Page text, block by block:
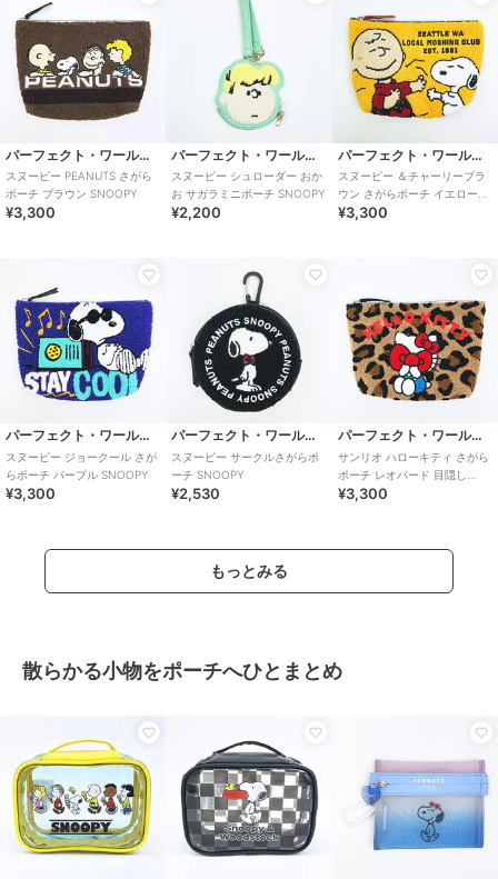
パーフェクト・ワールド・トーキョー
スヌーピー PEANUTS さがら
ポーチ ブラウン SNOOPY
¥3,300
パーフェクト・ワールド・トーキョー
スヌーピー シュローダー おか
お サガラミニポーチ SNOOPY
¥2,200
パーフェクト・ワールド・トーキョー
スヌーピー ＆チャーリーブラ
ウン さがらポーチ イエロー
SNOOPY
¥3,300
パーフェクト・ワールド・トーキョー
スヌーピー ジョークール さが
らポーチ パープル SNOOPY
¥3,300
パーフェクト・ワールド・トーキョー
スヌーピー サークルさがらポ
ーチ SNOOPY
¥2,530
パーフェクト・ワールド・トーキョー
サンリオ ハローキティ さがら
ポーチ レオパード 目隠し
Sanrio
¥3,300
もっとみる
散らかる小物をポーチへひとまとめ